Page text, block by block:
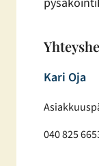
Kari Oja
040 825